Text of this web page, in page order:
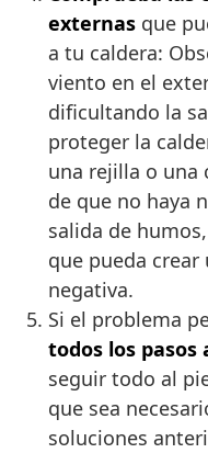
externas que
a tu caldera:
viento en el
dificultando la
proteger la
una rejilla o una
de que no haya
salida de
que pueda
negativa.
Si el problema
todos los
seguir todo al
que sea
soluciones